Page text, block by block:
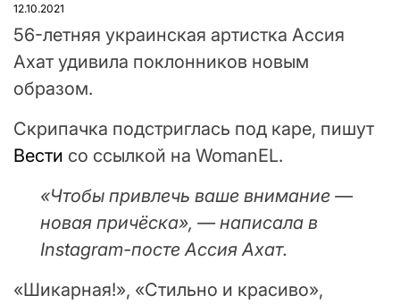
12.10.2021
56-летняя украинская артистка Ассия
Ахат удивила поклонников новым
образом.
Скрипачка подстриглась под каре, пишут
Вести со ссылкой на WomanEL.
«Чтобы привлечь ваше внимание —
новая причёска», — написала в
Instagram-посте Ассия Ахат.
«Шикарная!», «Стильно и красиво»,